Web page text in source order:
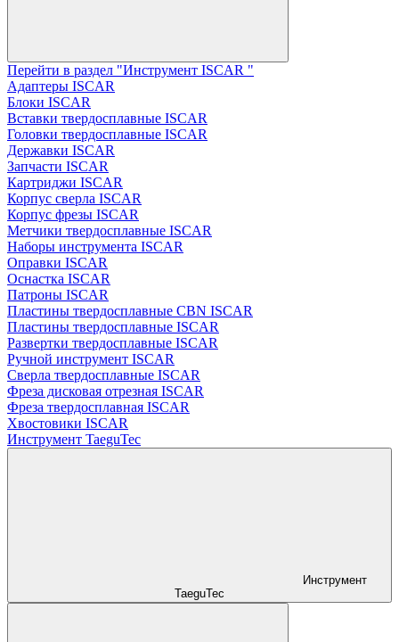
Перейти в раздел "Инструмент ISCAR "
Адаптеры ISCAR
Блоки ISCAR
Вставки твердосплавные ISCAR
Головки твердосплавные ISCAR
Державки ISCAR
Запчасти ISCAR
Картриджи ISCAR
Корпус сверла ISCAR
Корпус фрезы ISCAR
Метчики твердосплавные ISCAR
Наборы инструмента ISCAR
Оправки ISCAR
Оснастка ISCAR
Патроны ISCAR
Пластины твердосплавные CBN ISCAR
Пластины твердосплавные ISCAR
Развертки твердосплавные ISCAR
Ручной инструмент ISCAR
Сверла твердосплавные ISCAR
Фреза дисковая отрезная ISCAR
Фреза твердосплавная ISCAR
Хвостовики ISCAR
Инструмент TaeguTec
Инструмент
TaeguTec